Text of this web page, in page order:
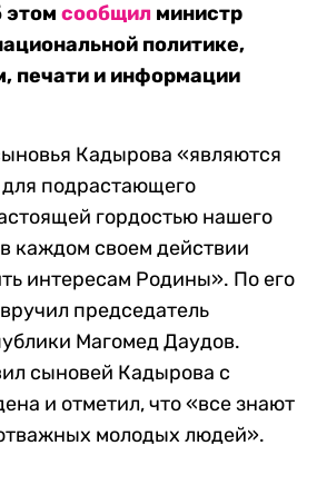
этом сообщил министр
политике,
печати и информации
Кадырова «являются
подрастающего
гордостью нашего
каждом своем действии
интересам Родины». По его
председатель
Магомед Даудов.
сыновей Кадырова с
и отметил, что «все знают
молодых людей».